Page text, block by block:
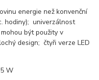
energie než konvenční
hodiny); univerzálnost
být použity v
design; čtyři verze LED
W